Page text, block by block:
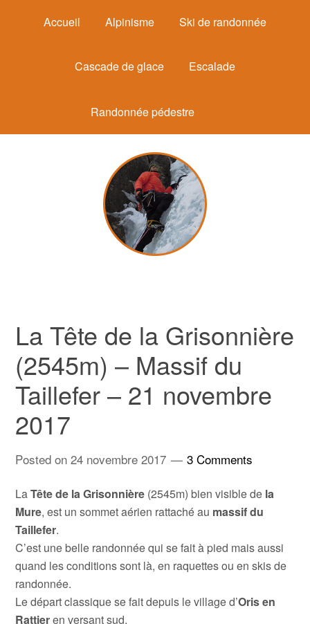
Accueil Alpinisme Ski de randonnée
Cascade de glace Escalade
Randonnée pédestre
La Tête de la Grisonnière
(2545m) – Massif du
Taillefer – 21 novembre
2017
Posted on24 novembre 2017 3 Comments
LaTête de la Grisonnière (2545m) bien visible de la
Mure, est un sommet aérien rattaché au massif du
Taillefer.
C’est une belle randonnée qui se fait à pied mais aussi
quand les conditions sont là, en raquettes ou en skis de
randonnée.
Le départ classique se fait depuis le village d’Oris en
Rattieren versant sud.